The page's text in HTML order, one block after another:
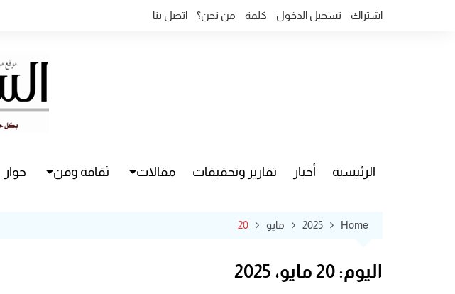
اشتراك تسجيل الدخول كلمة من نحن؟ اتصل بنا
الرئيسية أخبار تقارير وتحقيقات مقالات ثقافة وفن حوار
Home
2025 مايو 20
اليوم: 20 مايو، 2025